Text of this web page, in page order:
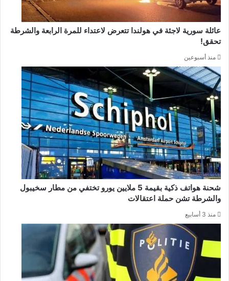
عائلة سورية لاجئة في هولندا تتعرض لاعتداء للمرة الرابعة والشرطة
تحقق!
منذ أسبوعين
شحنة هواتف ذكية بقيمة 5 ملايين يورو تختفي من مطار سخيبول
والشرطة تشن حملة اعتقالات
منذ 3 أسابيع